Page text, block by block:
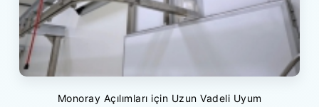
Monoray Açılımları için Uzun Vadeli Uyum